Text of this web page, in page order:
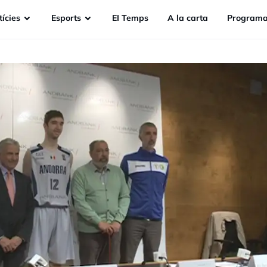
Esports EI Temps A la carta